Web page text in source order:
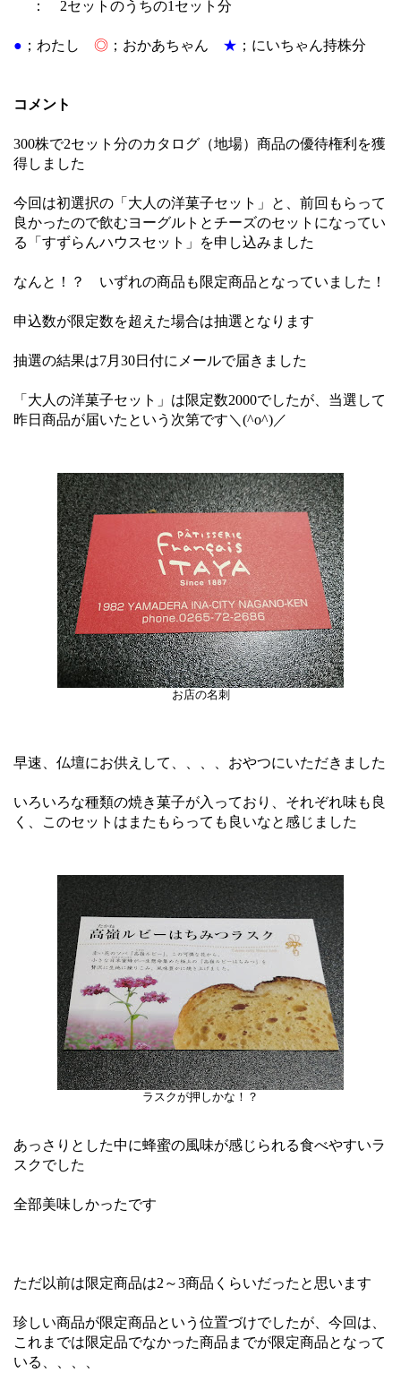
： 2セットのうちの1セット分
● ；わたし ◎ ；おかあちゃん ★ ；にいちゃん持株分
コメント
300株で2セット分のカタログ（地場）商品の優待権利を獲
得しました
今回は初選択の「大人の洋菓子セット」と、前回もらって
良かったので飲むヨーグルトとチーズのセットになってい
る「すずらんハウスセット」を申し込みました
なんと！？ いずれの商品も限定商品となっていました！
申込数が限定数を超えた場合は抽選となります
抽選の結果は7月30日付にメールで届きました
「大人の洋菓子セット」は限定数2000でしたが、当選して
昨日商品が届いたという次第です＼(^o^)／
お店の名刺
早速、仏壇にお供えして、、、、おやつにいただきました
いろいろな種類の焼き菓子が入っており、それぞれ味も良
く、このセットはまたもらっても良いなと感じました
ラスクが押しかな！？
あっさりとした中に蜂蜜の風味が感じられる食べやすいラ
スクでした
全部美味しかったです
ただ以前は限定商品は2～3商品くらいだったと思います
珍しい商品が限定商品という位置づけでしたが、今回は、
これまでは限定品でなかった商品までが限定商品となって
いる、、、、